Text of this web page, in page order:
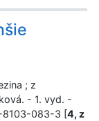
; z
- 1. vyd. -
8103-083-3 [4, z